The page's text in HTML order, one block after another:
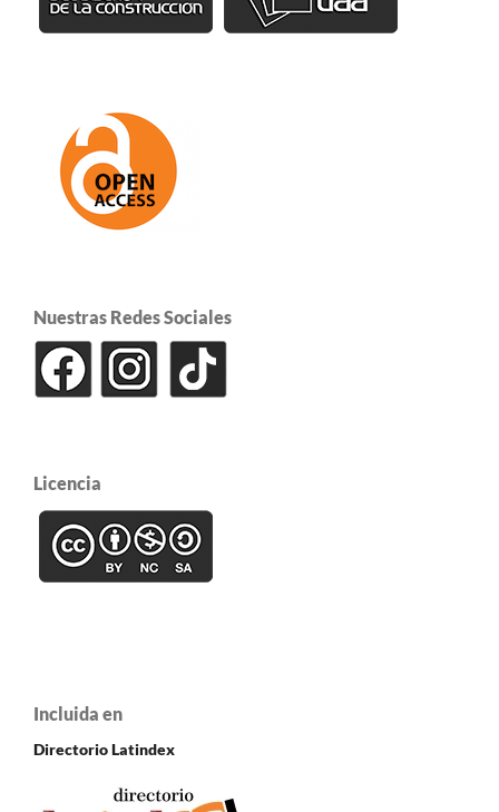
Nuestras Redes Sociales
Licencia
Incluida en
Directorio Latindex